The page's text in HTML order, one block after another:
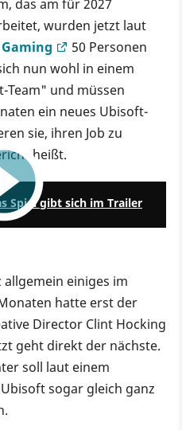
das am für 2027
wurden jetzt laut
50 Personen
nun wohl in einem
und müssen
ein neues Ubisoft-
sie, ihren Job zu
heißt.
Spiel gibt sich im Trailer
allgemein einiges im
hatte erst der
Director Clint Hocking
geht direkt der nächste.
soll laut einem
sogar gleich ganz